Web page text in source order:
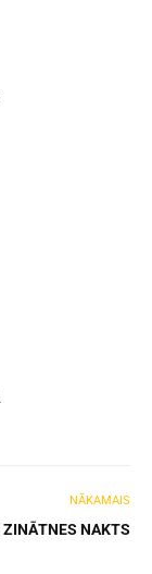
NĀKAMAIS
NAKTS